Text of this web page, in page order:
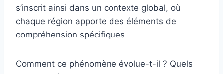
s’inscrit ainsi dans un contexte global, où
chaque région apporte des éléments de
compréhension spécifiques.
Comment ce phénomène évolue-t-il ? Quels